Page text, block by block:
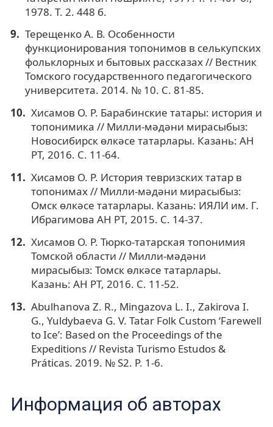
1978. Т. 2. 448 б.
Терещенко А. В. Особенности
функционирования топонимов в селькупских
фольклорных и бытовых рассказах // Вестник
Томского государственного педагогического
университета. 2014. № 10. С. 81-85.
Хисамов О. Р. Барабинские татары: история и
топонимика // Милли-мәдәни мирасыбыз:
Новосибирск өлкәсе татарлары. Казань: АН
РТ, 2016. С. 11-64.
Хисамов О. Р. История тевризских татар в
топонимах // Милли-мәдәни мирасыбыз:
Омск өлкәсе татарлары. Казань: ИЯЛИ им. Г.
Ибрагимова АН РТ, 2015. С. 14-37.
Хисамов О. Р. Тюрко-татарская топонимия
Томской области // Милли-мәдәни
мирасыбыз: Томск өлкәсе татарлары.
Казань: АН РТ, 2016. С. 11-52.
Abulhanova Z. R., Mingazova L. I., Zakirova I.
G., Yuldybaeva G. V. Tatar Folk Custom ‘Farewell
to Ice’: Based on the Proceedings of the
Expeditions // Revista Turismo Estudos &
Práticas. 2019. № S2. Р. 1-6.
Информация об авторах